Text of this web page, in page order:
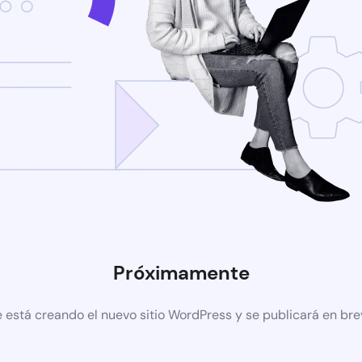
Próximamente
está creando el nuevo sitio WordPress y se publicará en